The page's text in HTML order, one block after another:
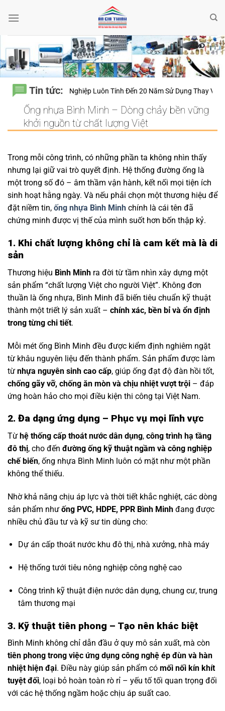
qua
Tin tức:
Chuyên Nghiệp Luôn Tính Đến 20 Năm Sử Dụng Thay Vì Chỉ Giá
Ống nhựa Bình Minh – Dòng chảy bền vững
khởi nguồn từ chất lượng Việt
Trong mỗi công trình, có những phần ta không nhìn thấy
nhưng lại giữ vai trò quyết định. Hệ thống đường ống là
một trong số đó – âm thầm vận hành, kết nối mọi tiện ích
sinh hoạt hằng ngày. Và nếu phải chọn một thương hiệu để
đặt niềm tin, ống nhựa Bình Minh chính là cái tên đã
chứng minh được vị thế của mình suốt hơn bốn thập kỷ.
1. Khi chất lượng không chỉ là cam kết mà là di
sản
Thương hiệu Bình Minh ra đời từ tầm nhìn xây dựng một
sản phẩm “chất lượng Việt cho người Việt”. Không đơn
thuần là ống nhựa, Bình Minh đã biến tiêu chuẩn kỹ thuật
thành một triết lý sản xuất – chính xác, bền bỉ và ổn định
trong từng chi tiết.
Mỗi mét ống Bình Minh đều được kiểm định nghiêm ngặt
từ khâu nguyên liệu đến thành phẩm. Sản phẩm được làm
từ nhựa nguyên sinh cao cấp, giúp ống đạt độ đàn hồi tốt,
chống gãy vỡ, chống ăn mòn và chịu nhiệt vượt trội – đáp
ứng hoàn hảo cho mọi điều kiện thi công tại Việt Nam.
2. Đa dạng ứng dụng – Phục vụ mọi lĩnh vực
Từ hệ thống cấp thoát nước dân dụng, công trình hạ tầng
đô thị, cho đến đường ống kỹ thuật ngầm và công nghiệp
chế biến, ống nhựa Bình Minh luôn có mặt như một phần
không thể thiếu.
Nhờ khả năng chịu áp lực và thời tiết khắc nghiệt, các dòng
sản phẩm như ống PVC, HDPE, PPR Bình Minh đang được
nhiều chủ đầu tư và kỹ sư tin dùng cho:
Dự án cấp thoát nước khu đô thị, nhà xưởng, nhà máy
Hệ thống tưới tiêu nông nghiệp công nghệ cao
Công trình kỹ thuật điện nước dân dụng, chung cư, trung
tâm thương mại
3. Kỹ thuật tiên phong – Tạo nên khác biệt
Bình Minh không chỉ dẫn đầu ở quy mô sản xuất, mà còn
tiên phong trong việc ứng dụng công nghệ ép đùn và hàn
nhiệt hiện đại. Điều này giúp sản phẩm có mối nối kín khít
tuyệt đối, loại bỏ hoàn toàn rò rỉ – yếu tố tối quan trọng đối
với các hệ thống ngầm hoặc chịu áp suất cao.